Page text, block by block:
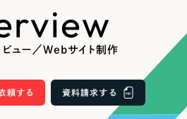
資料請求する
ュー／Webサイト制作
頼する 資料請求する